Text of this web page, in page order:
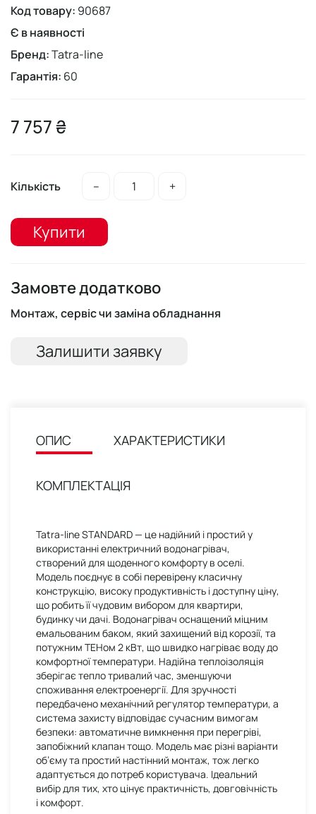
Код товару: 90687
Є в наявності
Бренд:Tatra-line
Гарантія: 60
7 757 ₴
Кількість – +
Купити
Замовте додатково
Монтаж, сервіс чи заміна обладнання
Залишити заявку
ОПИС ХАРАКТЕРИСТИКИ
КОМПЛЕКТАЦІЯ
Tatra-line STANDARD — це надійний і простий у
використанні електричний водонагрівач,
створений для щоденного комфорту в оселі.
Модель поєднує в собі перевірену класичну
конструкцію, високу продуктивність і доступну ціну,
що робить її чудовим вибором для квартири,
будинку чи дачі. Водонагрівач оснащений міцним
емальованим баком, який захищений від корозії, та
потужним ТЕНом 2 кВт, що швидко нагріває воду до
комфортної температури. Надійна теплоізоляція
зберігає тепло тривалий час, зменшуючи
споживання електроенергії. Для зручності
передбачено механічний регулятор температури, а
система захисту відповідає сучасним вимогам
безпеки: автоматичне вимкнення при перегріві,
запобіжний клапан тощо. Модель має різні варіанти
об’єму та простий настінний монтаж, тож легко
адаптується до потреб користувача. Ідеальний
вибір для тих, хто цінує практичність, довговічність
і комфорт.